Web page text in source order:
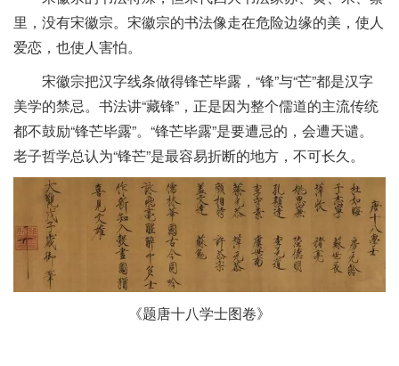
里，没有宋徽宗。宋徽宗的书法像走在危险边缘的美，使人
爱恋，也使人害怕。
宋徽宗把汉字线条做得锋芒毕露，“锋”与“芒”都是汉字
美学的禁忌。书法讲“藏锋”，正是因为整个儒道的主流传统
都不鼓励“锋芒毕露”。“锋芒毕露”是要遭忌的，会遭天谴。
老子哲学总认为“锋芒”是最容易折断的地方，不可长久。
《题唐十八学士图卷》